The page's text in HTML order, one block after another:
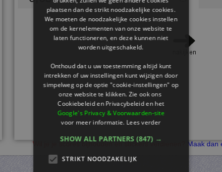
Wil je je scores bijhouden en stickers verdienen? Maak dan
plaatsen dan de strikt noodzakelijke cookies.
We moeten de noodzakelijke cookies instellen
om de kernelementen van onze website te
laten functioneren, en deze kunnen niet
worden uitgeschakeld.
Onthoud dat u uw toestemming altijd kunt
intrekken of uw instellingen kunt wijzigen door
simpelweg op de optie "cookie-instellingen" op
onze website te klikken. Zie ook ons ​​
Cookiebeleid en Privacybeleid en het
Google's Privacy & Voorwaarden-site
voor meer informatie.Lees verder
SHOW ALL PARTNERS (847) →
STRIKT NOODZAKELIJK